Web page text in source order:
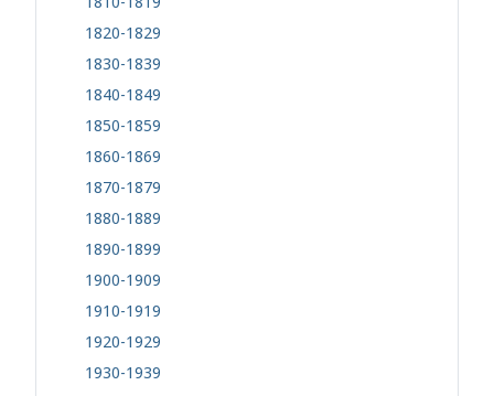
1820-1829
1830-1839
1840-1849
1850-1859
1860-1869
1870-1879
1880-1889
1890-1899
1900-1909
1910-1919
1920-1929
1930-1939